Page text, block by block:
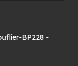
BP228 -